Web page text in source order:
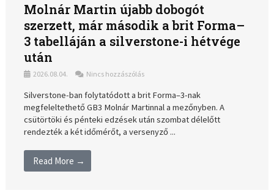
Molnár Martin újabb dobogót
szerzett, már második a brit Forma–
3 tabelláján a silverstone-i hétvége
után
2026.08.04. Nincs hozzászólás
Silverstone-ban folytatódott a brit Forma–3-nak
megfeleltethető GB3 Molnár Martinnal a mezőnyben. A
csütörtöki és pénteki edzések után szombat délelőtt
rendezték a két időmérőt, a versenyző ...
Read More →